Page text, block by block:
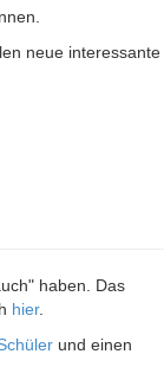
neue interessante
haben. Das
hier.
und einen